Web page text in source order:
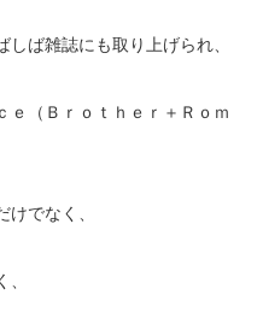
ば雑誌にも取り上げられ、
ｅ（Ｂｒｏｔｈｅｒ＋Ｒｏｍ
でなく、